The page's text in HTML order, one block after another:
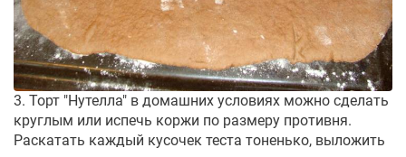
3. Торт "Нутелла" в домашних условиях можно сделать
круглым или испечь коржи по размеру противня.
Раскатать каждый кусочек теста тоненько, выложить